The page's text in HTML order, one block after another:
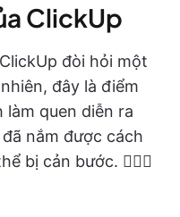
ClickUp
đòi hỏi một
đây là điểm
quen diễn ra
nắm được cách
bị cản bước. 🏃🏻‍♂️